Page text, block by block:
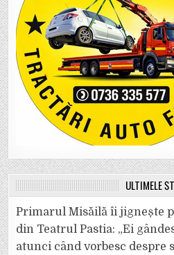
ULTIMELE
Primarul Misăilă îi jignește
din Teatrul Pastia: „Ei
atunci când vorbesc despre